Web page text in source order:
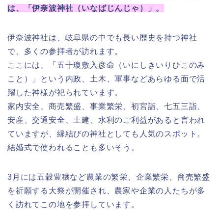
は、「伊奈波神社（いなばじんじゃ）」。
伊奈波神社は、岐阜県の中でも長い歴史を持つ神社
で、多くの参拝者が訪れます。
ここには、「五十瓊敷入彦命（いにしきいりひこのみ
こと）」という内政、土木、軍事などあらゆる面で活
躍した神様が祀られています。
家内安全、商売繁盛、事業繁栄、初宮詣、七五三詣、
安産、交通安全、土建、水利のご利益があると言われ
ていますが、縁結びの神社としても人気のスポット。
結婚式で使われることも多いそう。
3月には五穀豊穣など農業の繁栄、企業繁栄、商売繁盛
を祈願する大祭が開催され、農家や企業の人たちが多
く訪れてこの地を参拝しています。